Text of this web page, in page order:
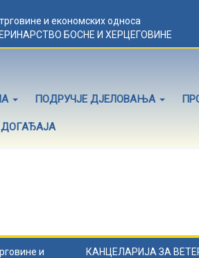
и економских односа
БОСНЕ И ХЕРЦЕГОВИНЕ
ПОДРУЧЈЕ ДЈЕЛОВАЊА
и
КАНЦЕЛАРИЈА ЗА